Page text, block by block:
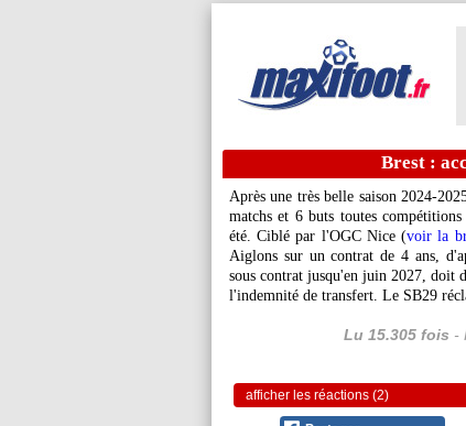
Brest :
Après une très belle saison 2024-
matchs et 6 buts toutes
été. Ciblé par l'OGC Nice (voir la
Aiglons sur un contrat de 4 ans,
sous contrat jusqu'en juin 2027, doit
l'indemnité de transfert. Le SB29
Lu 15.305 fois -
afficher les réactions (2)